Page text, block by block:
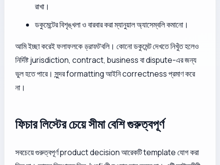
রাখা।
ডকুমেন্টের বিশৃঙ্খলা ও বারবার করা ম্যানুয়াল অ্যাসেম্বলি কমানো।
আমি ইচ্ছা করেই ফলাফলকেড্রাফটবলি। কোনো ডকুমেন্ট দেখতে নিখুঁত হলেও
নির্দিষ্ট jurisdiction, contract, business বা dispute-এর জন্য
ভুল হতে পারে। সুন্দর formatting আইনি correctness প্রমাণ করে
না।
ফিচার লিস্টের চেয়ে সীমা বেশি গুরুত্বপূর্ণ
সবচেয়ে গুরুত্বপূর্ণ product decision আরেকটি template যোগ করা